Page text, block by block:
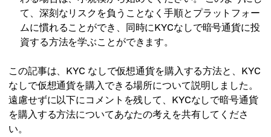
て、深刻なリスクを負うことなく手順とプラットフォー
ムに慣れることができ、同時にKYCなしで暗号通貨に投
資する方法を学ぶことができます。
この記事は、KYC なしで仮想通貨を購入する方法と、KYC
なしで仮想通貨を購入できる場所について説明しました。
遠慮せずに以下にコメントを残して、KYCなしで暗号通貨
を購入する方法についてあなたの考えを共有してくださ
い。